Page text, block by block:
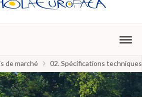
de marché 02. Spécifications